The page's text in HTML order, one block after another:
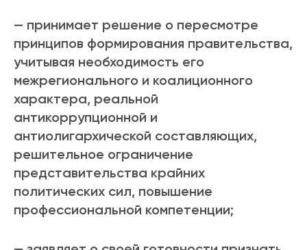
— принимает решение о пересмотре
принципов формирования правительства,
учитывая необходимость его
межрегионального и коалиционного
характера, реальной
антикоррупционной и
антиолигархической составляющих,
решительное ограничение
представительства крайних
политических сил, повышение
профессиональной компетенции;